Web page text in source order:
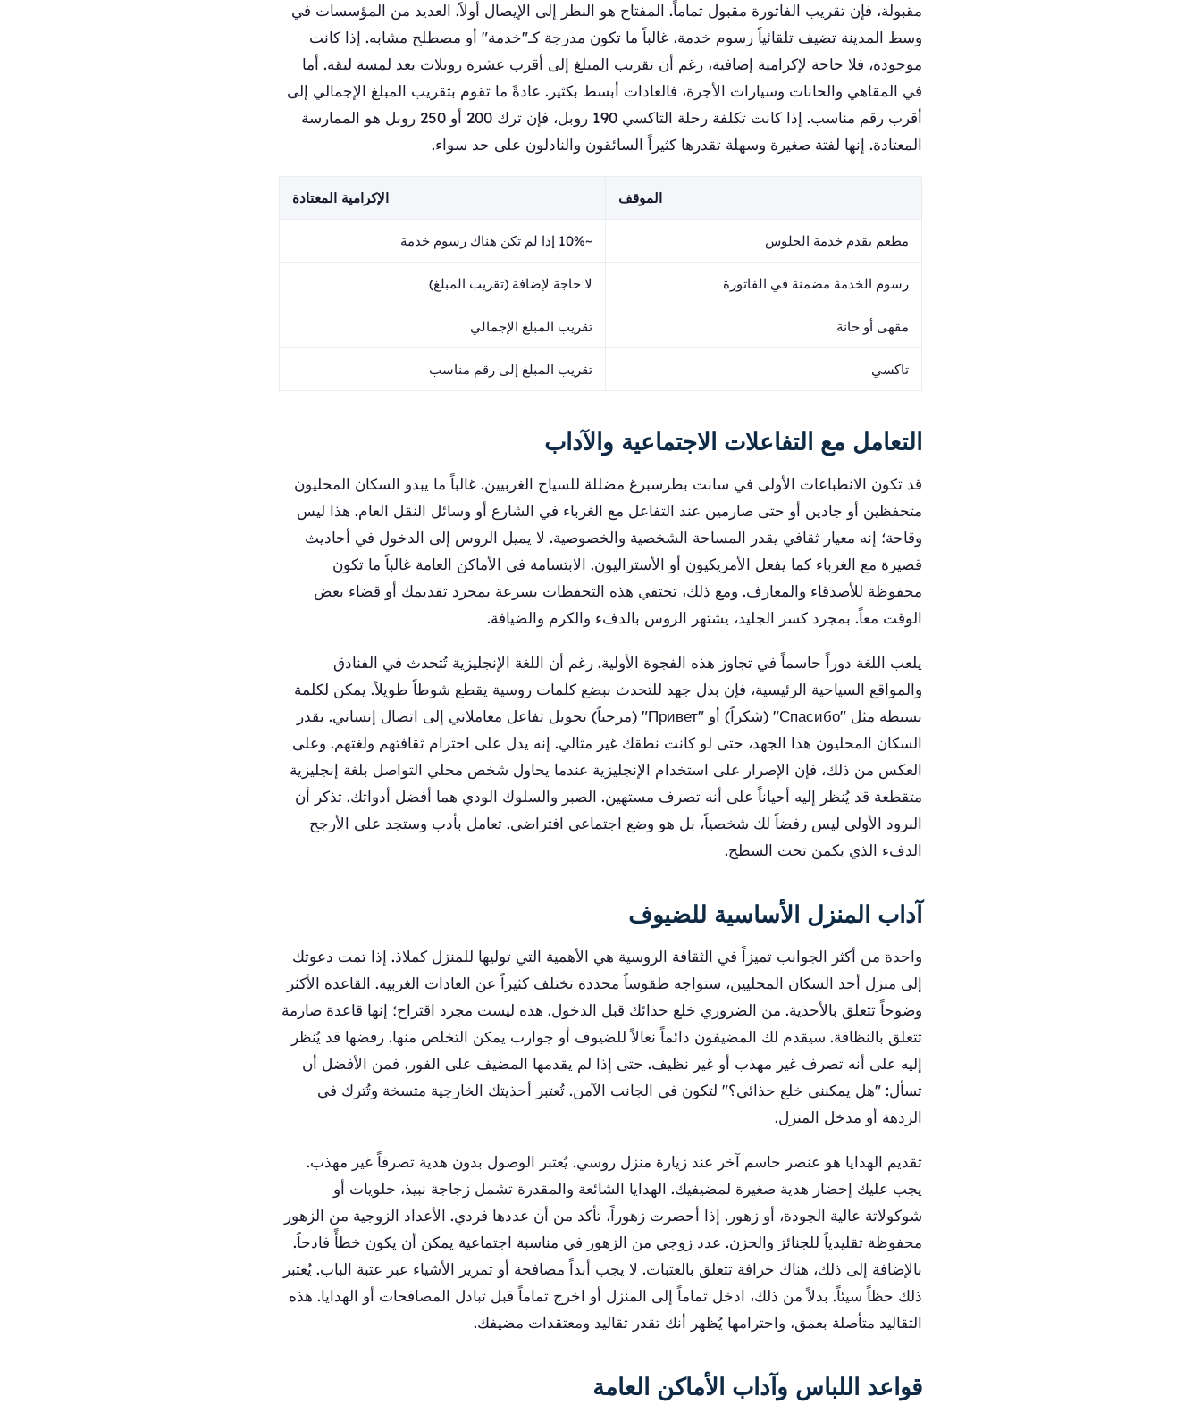
مقبولة، فإن تقريب الفاتورة مقبول تماماً. المفتاح هو النظر إلى الإيصال أولاً. العديد من المؤسسات في
وسط المدينة تضيف تلقائياً رسوم خدمة، غالباً ما تكون مدرجة كـ"خدمة" أو مصطلح مشابه. إذا كانت
موجودة، فلا حاجة لإكرامية إضافية، رغم أن تقريب المبلغ إلى أقرب عشرة روبلات يعد لمسة لبقة. أما
في المقاهي والحانات وسيارات الأجرة، فالعادات أبسط بكثير. عادةً ما تقوم بتقريب المبلغ الإجمالي إلى
أقرب رقم مناسب. إذا كانت تكلفة رحلة التاكسي 190 روبل، فإن ترك 200 أو 250 روبل هو الممارسة
المعتادة. إنها لفتة صغيرة وسهلة تقدرها كثيراً السائقون والنادلون على حد سواء.
الموقف الإكرامية المعتادة
مطعم يقدم خدمة الجلوس ~10% إذا لم تكن هناك رسوم خدمة
رسوم الخدمة مضمنة في الفاتورة لا حاجة لإضافة (تقريب المبلغ)
مقهى أو حانة تقريب المبلغ الإجمالي
تاكسي تقريب المبلغ إلى رقم مناسب
التعامل مع التفاعلات الاجتماعية والآداب
قد تكون الانطباعات الأولى في سانت بطرسبرغ مضللة للسياح الغربيين. غالباً ما يبدو السكان المحليون
متحفظين أو جادين أو حتى صارمين عند التفاعل مع الغرباء في الشارع أو وسائل النقل العام. هذا ليس
وقاحة؛ إنه معيار ثقافي يقدر المساحة الشخصية والخصوصية. لا يميل الروس إلى الدخول في أحاديث
قصيرة مع الغرباء كما يفعل الأمريكيون أو الأستراليون. الابتسامة في الأماكن العامة غالباً ما تكون
محفوظة للأصدقاء والمعارف. ومع ذلك، تختفي هذه التحفظات بسرعة بمجرد تقديمك أو قضاء بعض
الوقت معاً. بمجرد كسر الجليد، يشتهر الروس بالدفء والكرم والضيافة.
يلعب اللغة دوراً حاسماً في تجاوز هذه الفجوة الأولية. رغم أن اللغة الإنجليزية تُتحدث في الفنادق
والمواقع السياحية الرئيسية، فإن بذل جهد للتحدث ببضع كلمات روسية يقطع شوطاً طويلاً. يمكن لكلمة
بسيطة مثل "Спасибо" (شكراً) أو "Привет" (مرحباً) تحويل تفاعل معاملاتي إلى اتصال إنساني. يقدر
السكان المحليون هذا الجهد، حتى لو كانت نطقك غير مثالي. إنه يدل على احترام ثقافتهم ولغتهم. وعلى
العكس من ذلك، فإن الإصرار على استخدام الإنجليزية عندما يحاول شخص محلي التواصل بلغة إنجليزية
متقطعة قد يُنظر إليه أحياناً على أنه تصرف مستهين. الصبر والسلوك الودي هما أفضل أدواتك. تذكر أن
البرود الأولي ليس رفضاً لك شخصياً، بل هو وضع اجتماعي افتراضي. تعامل بأدب وستجد على الأرجح
الدفء الذي يكمن تحت السطح.
آداب المنزل الأساسية للضيوف
واحدة من أكثر الجوانب تميزاً في الثقافة الروسية هي الأهمية التي توليها للمنزل كملاذ. إذا تمت دعوتك
إلى منزل أحد السكان المحليين، ستواجه طقوساً محددة تختلف كثيراً عن العادات الغربية. القاعدة الأكثر
وضوحاً تتعلق بالأحذية. من الضروري خلع حذائك قبل الدخول. هذه ليست مجرد اقتراح؛ إنها قاعدة صارمة
تتعلق بالنظافة. سيقدم لك المضيفون دائماً نعالاً للضيوف أو جوارب يمكن التخلص منها. رفضها قد يُنظر
إليه على أنه تصرف غير مهذب أو غير نظيف. حتى إذا لم يقدمها المضيف على الفور، فمن الأفضل أن
تسأل: "هل يمكنني خلع حذائي؟" لتكون في الجانب الآمن. تُعتبر أحذيتك الخارجية متسخة وتُترك في
الردهة أو مدخل المنزل.
تقديم الهدايا هو عنصر حاسم آخر عند زيارة منزل روسي. يُعتبر الوصول بدون هدية تصرفاً غير مهذب.
يجب عليك إحضار هدية صغيرة لمضيفيك. الهدايا الشائعة والمقدرة تشمل زجاجة نبيذ، حلويات أو
شوكولاتة عالية الجودة، أو زهور. إذا أحضرت زهوراً، تأكد من أن عددها فردي. الأعداد الزوجية من الزهور
محفوظة تقليدياً للجنائز والحزن. عدد زوجي من الزهور في مناسبة اجتماعية يمكن أن يكون خطأً فادحاً.
بالإضافة إلى ذلك، هناك خرافة تتعلق بالعتبات. لا يجب أبداً مصافحة أو تمرير الأشياء عبر عتبة الباب. يُعتبر
ذلك حظاً سيئاً. بدلاً من ذلك، ادخل تماماً إلى المنزل أو اخرج تماماً قبل تبادل المصافحات أو الهدايا. هذه
التقاليد متأصلة بعمق، واحترامها يُظهر أنك تقدر تقاليد ومعتقدات مضيفك.
قواعد اللباس وآداب الأماكن العامة